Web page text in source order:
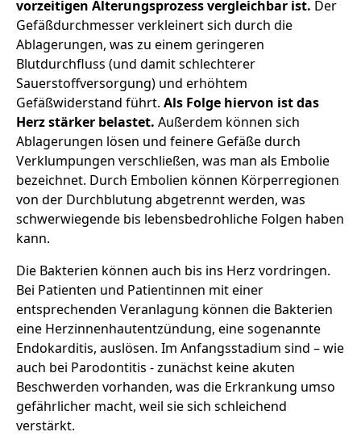
vorzeitigen Alterungsprozess vergleichbar ist. Der
Gefäßdurchmesser verkleinert sich durch die
Ablagerungen, was zu einem geringeren
Blutdurchfluss (und damit schlechterer
Sauerstoffversorgung) und erhöhtem
Gefäßwiderstand führt. Als Folge hiervon ist das
Herz stärker belastet. Außerdem können sich
Ablagerungen lösen und feinere Gefäße durch
Verklumpungen verschließen, was man als Embolie
bezeichnet. Durch Embolien können Körperregionen
von der Durchblutung abgetrennt werden, was
schwerwiegende bis lebensbedrohliche Folgen haben
kann.
Die Bakterien können auch bis ins Herz vordringen.
Bei Patienten und Patientinnen mit einer
entsprechenden Veranlagung können die Bakterien
eine Herzinnenhautentzündung, eine sogenannte
Endokarditis, auslösen. Im Anfangsstadium sind – wie
auch bei Parodontitis - zunächst keine akuten
Beschwerden vorhanden, was die Erkrankung umso
gefährlicher macht, weil sie sich schleichend
verstärkt.